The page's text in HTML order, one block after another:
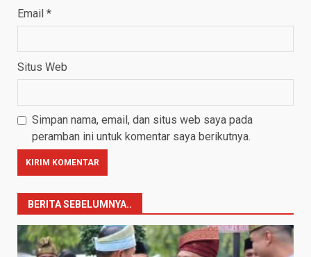
Email *
Situs Web
Simpan nama, email, dan situs web saya pada
peramban ini untuk komentar saya berikutnya.
BERITA SEBELUMNYA..